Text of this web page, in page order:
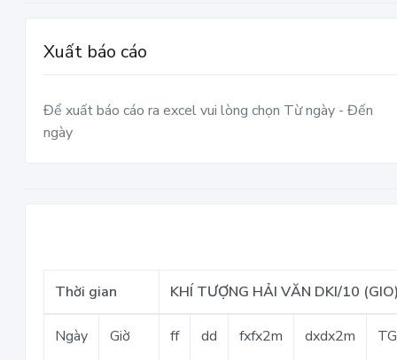
Xuất báo cáo
Để xuất báo cáo ra excel vui lòng chọn Từ ngày - Đến
ngày
Thời gian KHÍ TƯỢNG HẢI VĂN DKI/10
Ngày Giờ ff dd fxfx2m dxdx2m